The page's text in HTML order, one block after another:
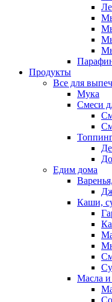
Продукты
Все для
Мука
Смеси
Едим дома
Каши,
Масла и